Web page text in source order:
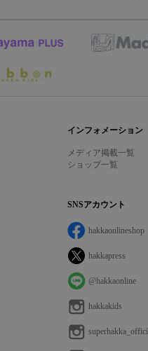
インフォメーション
メディア掲載一覧
ショップ一覧
SNSアカウント
hakkaonlineshop
hakkapress
@hakkaonline
hakkakids